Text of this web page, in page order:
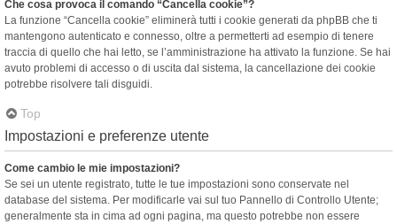
Che cosa provoca il comando “Cancella cookie”?
La funzione “Cancella cookie” eliminerà tutti i cookie generati da phpBB che ti
mantengono autenticato e connesso, oltre a permetterti ad esempio di tenere
traccia di quello che hai letto, se l’amministrazione ha attivato la funzione. Se hai
avuto problemi di accesso o di uscita dal sistema, la cancellazione dei cookie
potrebbe risolvere tali disguidi.
Top
Impostazioni e preferenze utente
Come cambio le mie impostazioni?
Se sei un utente registrato, tutte le tue impostazioni sono conservate nel
database del sistema. Per modificarle vai sul tuo Pannello di Controllo Utente;
generalmente sta in cima ad ogni pagina, ma questo potrebbe non essere